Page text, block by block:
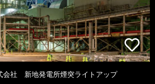
会社 新地発電所煙突ライトアップ